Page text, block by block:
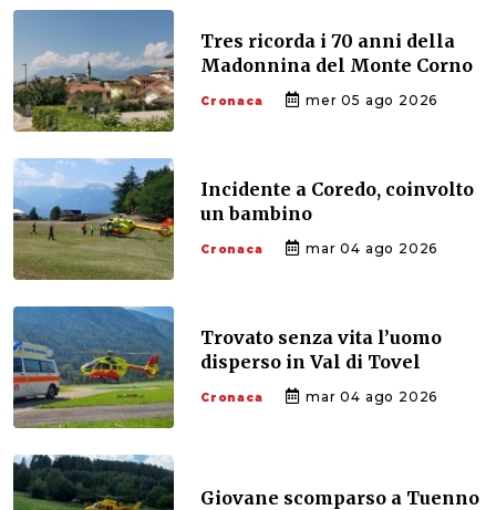
Tres ricorda i 70 anni della
Madonnina del Monte Corno
Cronaca mer 05 ago 2026
Incidente a Coredo, coinvolto
un bambino
Cronaca mar 04 ago 2026
Trovato senza vita l’uomo
disperso in Val di Tovel
Cronaca mar 04 ago 2026
Giovane scomparso a Tuenno